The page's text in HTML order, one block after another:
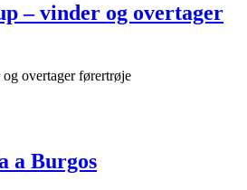
– vinder og overtager
overtager førertrøje
a Burgos